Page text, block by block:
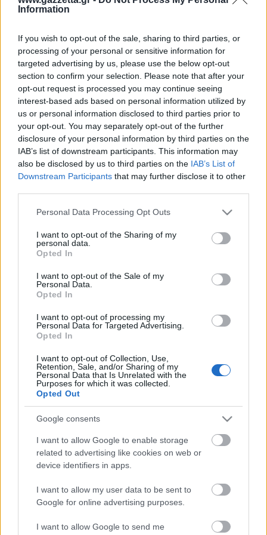
Information
If you wish to opt-out of the sale, sharing to third parties, or
processing of your personal or sensitive information for
targeted advertising by us, please use the below opt-out
section to confirm your selection. Please note that after your
opt-out request is processed you may continue seeing
interest-based ads based on personal information utilized by
us or personal information disclosed to third parties prior to
your opt-out. You may separately opt-out of the further
disclosure of your personal information by third parties on the
IAB’s list of downstream participants. This information may
also be disclosed by us to third parties on the IAB’s List of
Downstream Participants that may further disclose it to other
Please note that this website/app uses one or more Google
not limited to your visit or usage behaviour. You may click to
grant or deny consent to Google and its third-party tags to
use your data for below specified purposes in below Google
consent section.
Personal Data Processing Opt Outs
I want to opt-out of the Sharing of my
personal data.
Opted In
I want to opt-out of the Sale of my
Personal Data.
Opted In
I want to opt-out of processing my
Personal Data for Targeted Advertising.
Opted In
I want to opt-out of Collection, Use,
Retention, Sale, and/or Sharing of my
Personal Data that Is Unrelated with the
Purposes for which it was collected.
Opted Out
Google consents
I want to allow Google to enable storage
related to advertising like cookies on web or
device identifiers in apps.
I want to allow my user data to be sent to
Google for online advertising purposes.
I want to allow Google to send me
Bundesliga
Εθνική Ελλάδος
Μουντιάλ 2026
Wyscout Analysis
Ευρώπη
Κόσμος
EuroCup
Mundobasket
Basketaki
Eurobasket
CEV Cup
Κολύμβηση
Ιστιοπλοΐα
Κωπηλασία
Ξιφασκία
Σκοποβολή
Πάλη
Τάε κβον ντο
Τζούντο
Μαχητικά Αθλήματα
Πυγμαχία
Άρση Βαρών
Τεχνολογία
Showbiz
Παναγιώτης Δαλαταριώφ
Αντώνης Καλκαβούρας
Αντώνης Καρπετόπουλος
Δημήτρης Κατσιώνης
Γιώργος Κούβαρης
Κώστας Νικολακόπουλος
Γιάννης Πάλλας
Νίκος Παπαδογιάννης
Γιώργος Σακελλαρίου
Γιώργος Τσακίρης
Μιχάλης Τσαμπάς
Δημήτρης Τσορμπατζόγλου
GMotion MotoGP
ΑΘΛΗΤΙΚΕΣ ΜΕΤΑΔΟΣΕΙΣ
LIVE SCORE
GWOMEN
ΑΘΛΗΤΙΚΗ ΗΧΩ
GALACTICOS BY INTERWETTEN
GAZZ FLOOR BY NOVIBET
POLE POSITION BY ALLWYN
OLD SCHOOL
ΜΕΤΑΒΙΒΑΣΗ BY NOVIBET
ΟΜΑΔΕΣ
ΑΕΚ
Παναθηναϊκός
Άρης
Λεβαδειακός
Βόλος
Ατρόμητος Αθηνών
Κηφισιά
Παναιτωλικός
PODCASTS
ΣΠΛΙΤ
Transfer Stories
gMotion
GAZZETTA ACTS
Θέμα Ισότητας
Για τον Αλέξανδρο
#GiatonAlki
Wyscout Analysis
InStat Analysis
Συνεντεύξεις
Μεγάλη μου Αγάπη
Μον
35
18
21
20
22
Ζαλ
Μον
ΖΩΝΤΑΝΑ ΣΥΜΒΑΝΤΑ
Ολοκληρωση κανονικης διαρκειας
50.0% 46.2%
% Εντός Πεδιάς
Το σύνολο του περιεχομένου και των υπηρεσιών του gazzetta.gr
διατίθεται στους επισκέπτες αυστηρά για προσωπική χρήση.
Απαγορεύεται η χρήση ή επανεκπομπή του, σε οποιοδήποτε μέσο,
μετά ή άνευ επεξεργασίας, χωρίς γραπτή άδεια του εκδότη.
ΑΘΛΗΜΑΤΑ
Ποδόσφαιρο
ΠΕΡΙΣΣΟΤΕΡΑ
Πρωτοσέλιδα